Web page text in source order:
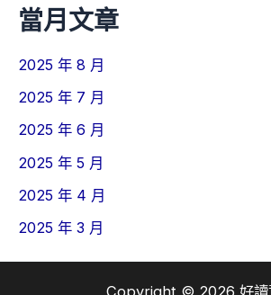
當月文章
2025 年 8 月
2025 年 7 月
2025 年 6 月
2025 年 5 月
2025 年 4 月
2025 年 3 月
Copyright © 2026 好讀